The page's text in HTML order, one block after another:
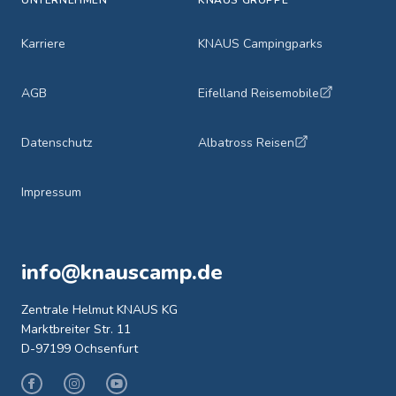
Karriere
AGB
Datenschutz
Impressum
KNAUS Campingparks
Eifelland Reisemobile
Albatross Reisen
info@knauscamp.de
Zentrale Helmut KNAUS KG
Marktbreiter Str. 11
D-97199 Ochsenfurt
FacebookInstagramYoutube